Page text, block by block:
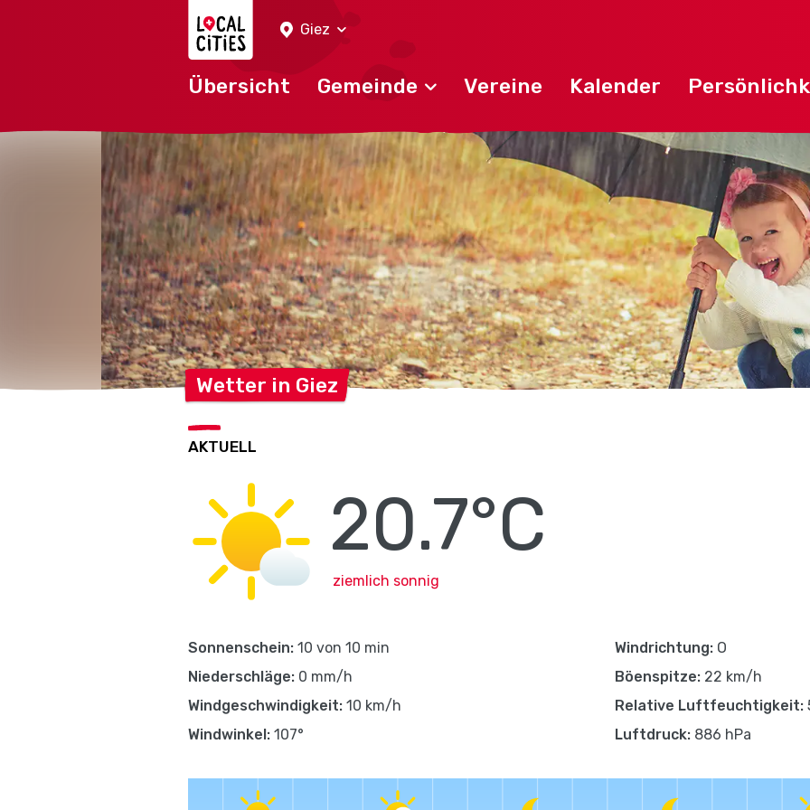
Giez
Übersicht Gemeinde Vereine Kalender
Wetter in Giez
AKTUELL
20.7°C
ziemlich sonnig
Sonnenschein: 10 von 10 min
Niederschläge: 0 mm/h
Windgeschwindigkeit: 10 km/h
Windwinkel: 107°
Windrichtung: O
Böenspitze: 22 km/h
Relative Luftfeuchtigkeit:
Luftdruck: 886 hPa